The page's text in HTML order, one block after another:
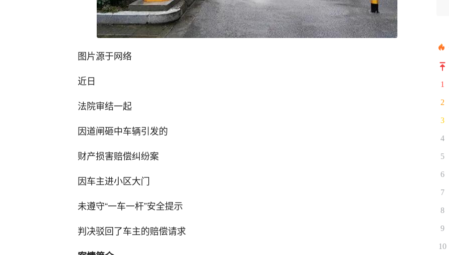
图片源于网络
近日
法院审结一起
因道闸砸中车辆引发的
财产损害赔偿纠纷案
因车主进小区大门
未遵守“一车一杆”安全提示
判决驳回了车主的赔偿请求
1
2
3
4
5
6
7
8
9
10